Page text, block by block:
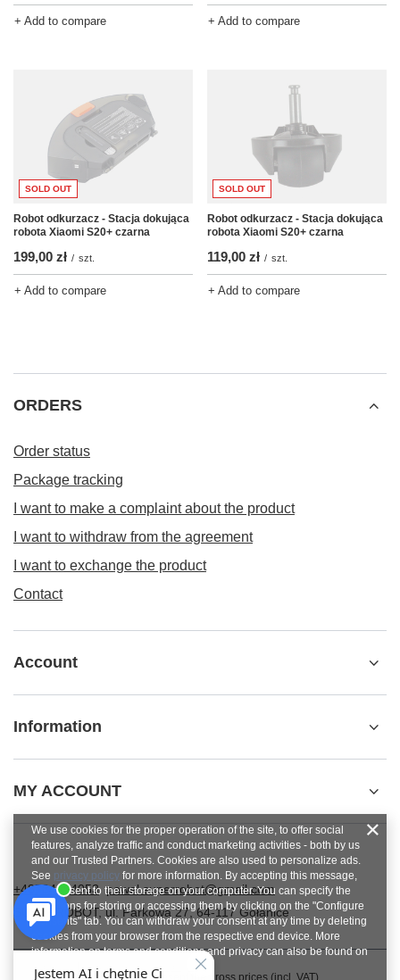
+ Add to compare + Add to compare
SOLD OUT
Robot odkurzacz - Stacja dokująca
robota Xiaomi S20+ czarna
199,00 zł / szt.
+ Add to compare
SOLD OUT
Robot odkurzacz - Stacja dokująca
robota Xiaomi S20+ czarna
119,00 zł / szt.
+ Add to compare
ORDERS
Order status
Package tracking
I want to make a complaint about the product
I want to withdraw from the agreement
I want to exchange the product
Contact
Account
Information
MY ACCOUNT
+48784454053 pawel.superrobot@gmail.com
SUPERROBOT,ul. Parkowa 27,64-117Gołanice
In the store we present the gross prices (incl. VAT).
We use cookies for the proper operation of the site, to offer social
features, analyze traffic and conduct marketing activities - both by us
and our Trusted Partners. Cookies are also used to personalize ads.
See privacy policy for more information. By accepting this message,
you consent to their storage on your computer. You can specify the
conditions for storing or accessing them by clicking on the "Configure
Consents" tab. You can withdraw your consent at any time by deleting
cookies from your browser from the respective end device. More
information on terms and conditions and privacy can also be found on
Google's Privacy and Terms page
.